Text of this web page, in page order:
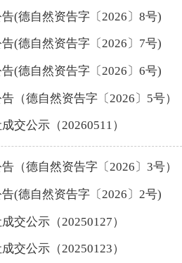
(德自然资告字〔2026〕8号)
(德自然资告字〔2026〕7号)
(德自然资告字〔2026〕6号)
（德自然资告字〔2026〕5号）
交公示（20260511）
（德自然资告字〔2026〕3号）
(德自然资告字〔2026〕2号)
交公示（20250127）
交公示（20250123）